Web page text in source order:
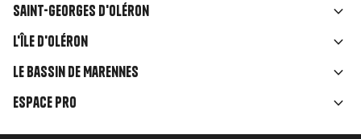
Liens
rubriques
Saint-Georges d'Oléron
L'île d'Oléron
Le Bassin de Marennes
Espace Pro